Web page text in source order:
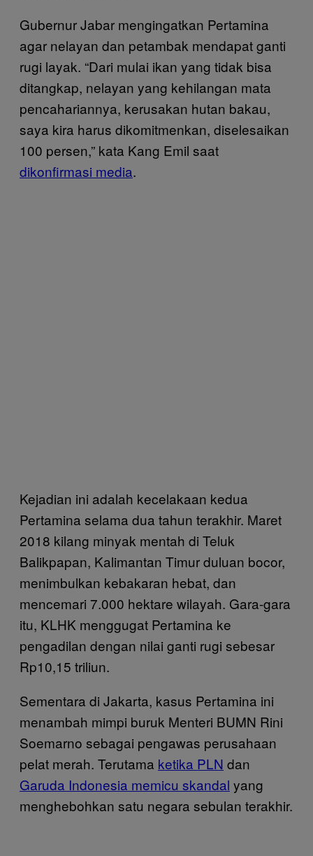
Gubernur Jabar mengingatkan Pertamina
agar nelayan dan petambak mendapat ganti
rugi layak. “Dari mulai ikan yang tidak bisa
ditangkap, nelayan yang kehilangan mata
pencahariannya, kerusakan hutan bakau,
saya kira harus dikomitmenkan, diselesaikan
100 persen,” kata Kang Emil saat
dikonfirmasi media.
Kejadian ini adalah kecelakaan kedua
Pertamina selama dua tahun terakhir. Maret
2018 kilang minyak mentah di Teluk
Balikpapan, Kalimantan Timur duluan bocor,
menimbulkan kebakaran hebat, dan
mencemari 7.000 hektare wilayah. Gara-gara
itu, KLHK menggugat Pertamina ke
pengadilan dengan nilai ganti rugi sebesar
Rp10,15 triliun.
Sementara di Jakarta, kasus Pertamina ini
menambah mimpi buruk Menteri BUMN Rini
Soemarno sebagai pengawas perusahaan
pelat merah. Terutama ketika PLN dan
Garuda Indonesia memicu skandal yang
menghebohkan satu negara sebulan terakhir.